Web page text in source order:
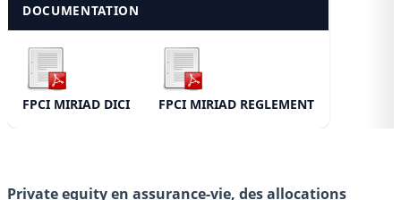
DOCUMENTATION
FPCI MIRIAD DICI FPCI MIRIAD REGLEMENT
Private equity en assurance-vie, des allocations